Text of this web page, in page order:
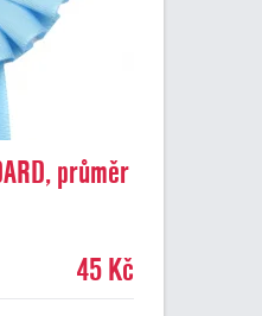
průměr
45 Kč